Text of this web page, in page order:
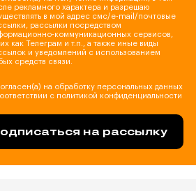
рекламного характера и разрешаю
в мой адрес смс/e-mail/почтовые
рассылки посредством
коммуникационных сервисов,
как Телеграм и т.п., а также иные виды
и уведомлений с использованием
средств связи.
на обработку персональных данных
с политикой конфиденциальности
на рассылку